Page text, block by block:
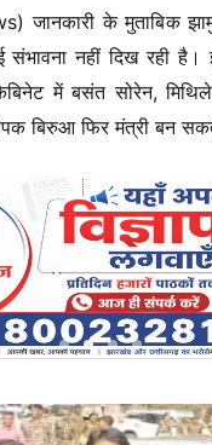
जानकारी के मुताबिक
संभावना नहीं दिख रही
में बसंत सोरेन,
बिरुआ फिर मंत्री बन